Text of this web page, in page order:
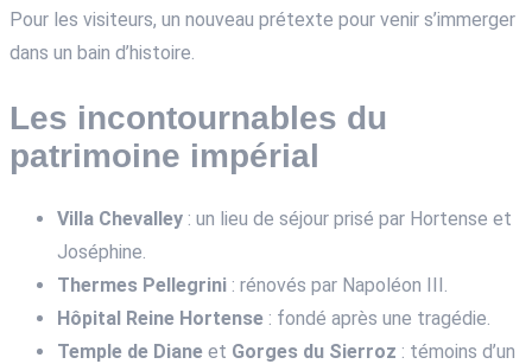
Pour les visiteurs, un nouveau prétexte pour venir s’immerger
dans un bain d’histoire.
Les incontournables du
patrimoine impérial
Villa Chevalley : un lieu de séjour prisé par Hortense et
Joséphine.
Thermes Pellegrini : rénovés par Napoléon III.
Hôpital Reine Hortense : fondé après une tragédie.
Temple de Diane et Gorges du Sierroz : témoins d’un